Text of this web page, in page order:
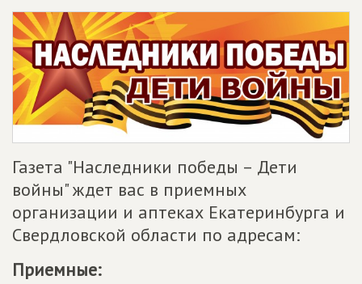
Газета "Наследники победы – Дети
войны" ждет вас в приемных
организации и аптеках Екатеринбурга и
Свердловской области по адресам:
Приемные: